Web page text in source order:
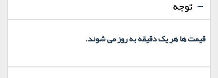
توجه
قیمت ها هر یک دقیقه به روز می شوند.